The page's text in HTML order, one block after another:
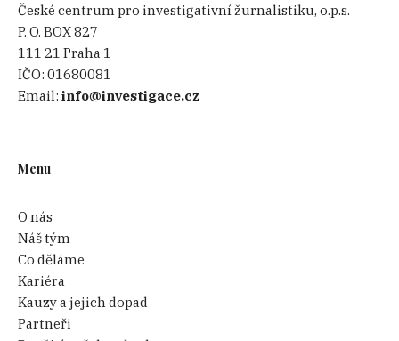
České centrum pro investigativní žurnalistiku, o.p.s.
P. O. BOX 827
111 21 Praha 1
IČO:01680081
Email:info@investigace.cz
Menu
O nás
Náš tým
Co děláme
Kariéra
Kauzy a jejich dopad
Partneři